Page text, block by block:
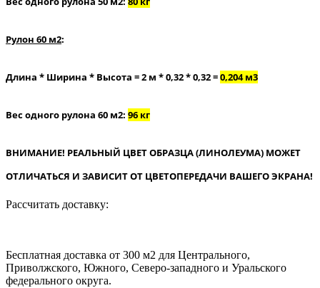
Рулон 60 м2:
Длина * Ширина * Высота = 2 м * 0,32 * 0,32 =0,204 м3
Вес одного рулона 60 м2: 96 кг
ВНИМАНИЕ! РЕАЛЬНЫЙ ЦВЕТ ОБРАЗЦА (ЛИНОЛЕУМА) МОЖЕТ
ОТЛИЧАТЬСЯ И ЗАВИСИТ ОТ ЦВЕТОПЕРЕДАЧИ ВАШЕГО ЭКРАНА!
Рассчитать доставку:
Бесплатная доставка от 300 м2 для Центрального,
Приволжского, Южного, Северо-западного и Уральского
федерального округа.